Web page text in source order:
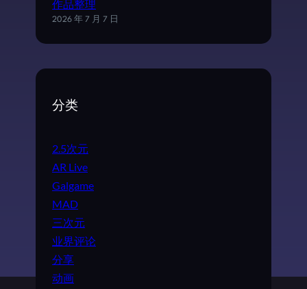
作品整理
2026 年 7 月 7 日
分类
2.5次元
AR Live
Galgame
MAD
三次元
业界评论
分享
动画